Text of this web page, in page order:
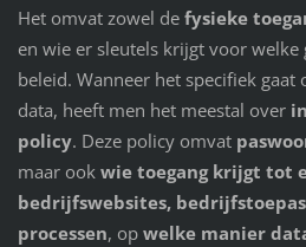
Het omvat zowel de fysieke
en wie er sleutels krijgt voor welke
beleid. Wanneer het specifiek gaat
data, heeft men het meestal over
policy. Deze policy omvat
maar ook wie toegang krijgt tot
bedrijfswebsites,
processen, op welke manier